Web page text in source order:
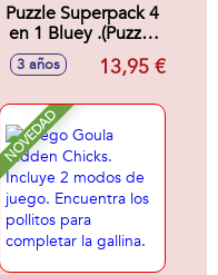
Puzzle Superpack 4
en 1 Bluey .(Puzzle
25 otro 50 un juego
de memoria y un
piezas).
3 años 13,95 €
NOVEDAD